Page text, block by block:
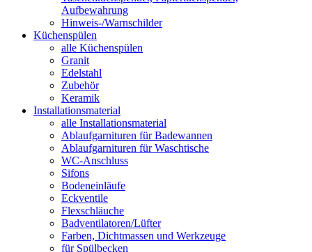
Aufbewahrung
Hinweis-/Warnschilder
Küchenspülen
alle Küchenspülen
Granit
Edelstahl
Zubehör
Keramik
Installationsmaterial
alle Installationsmaterial
Ablaufgarnituren für Badewannen
Ablaufgarnituren für Waschtische
WC-Anschluss
Sifons
Bodeneinläufe
Eckventile
Flexschläuche
Badventilatoren/Lüfter
Farben, Dichtmassen und Werkzeuge
für Spülbecken